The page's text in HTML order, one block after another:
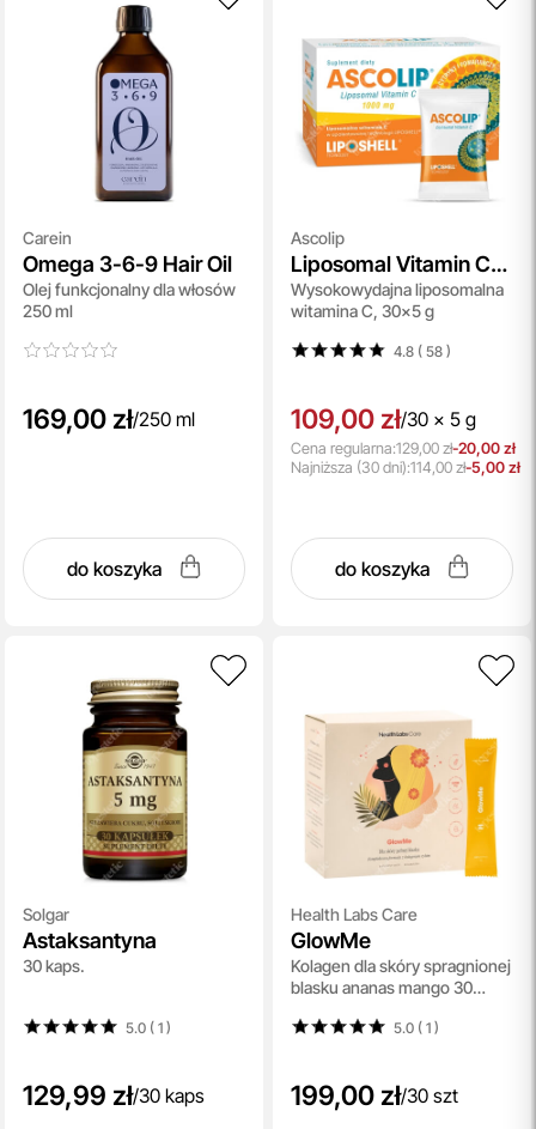
Carein
Omega 3-6-9 Hair Oil
Olej funkcjonalny dla włosów
250 ml
169,00 zł/250 ml
do koszyka
Ascolip
Liposomal Vitamin C
1000 mg
Wysokowydajna liposomalna
witamina C, 30x5 g
4.8 ( 58)
109,00 zł/30 x 5 g
Cena regularna:129,00 zł-20,00 zł
Najniższa (30 dni):114,00 zł-5,00 zł
do koszyka
Solgar
Astaksantyna
30 kaps.
5.0 ( 1)
129,99 zł/30 kaps
Health Labs Care
GlowMe
Kolagen dla skóry spragnionej
blasku ananas mango 30
5.0 ( 1)
199,00 zł/30 szt